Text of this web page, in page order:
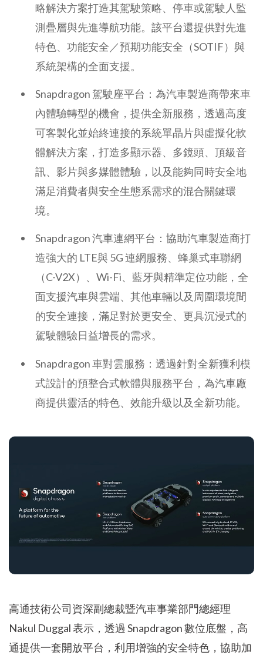
略解決方案打造其駕駛策略、停車或駕駛人監
測疊層與先進導航功能。該平台還提供對先進
特色、功能安全／預期功能安全（SOTIF）與
系統架構的全面支援。
Snapdragon 駕駛座平台：為汽車製造商帶來車
內體驗轉型的機會，提供全新服務，透過高度
可客製化並始終連接的系統單晶片與虛擬化軟
體解決方案，打造多顯示器、多鏡頭、頂級音
訊、影片與多媒體體驗，以及能夠同時安全地
滿足消費者與安全生態系需求的混合關鍵環
境。
Snapdragon 汽車連網平台：協助汽車製造商打
造強大的 LTE與 5G 連網服務、蜂巢式車聯網
（C-V2X）、Wi-Fi、藍牙與精準定位功能，全
面支援汽車與雲端、其他車輛以及周圍環境間
的安全連接，滿足對於更安全、更具沉浸式的
駕駛體驗日益增長的需求。
Snapdragon 車對雲服務：透過針對全新獲利模
式設計的預整合式軟體與服務平台，為汽車廠
商提供靈活的特色、效能升級以及全新功能。
高通技術公司資深副總裁暨汽車事業部門總經理
Nakul Duggal 表示，透過 Snapdragon 數位底盤，高
通提供一套開放平台，利用增強的安全特色，協助加